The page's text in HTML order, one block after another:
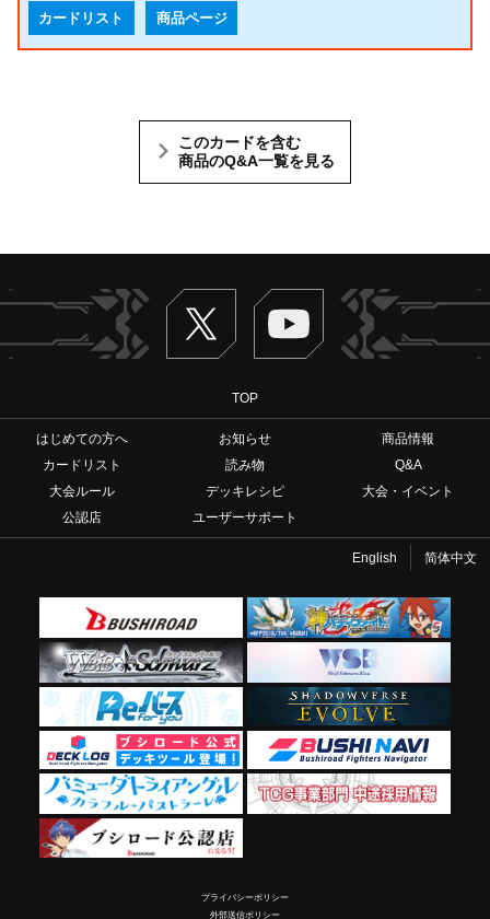
カードリスト 商品ページ
このカードを含む
商品のQ&A一覧を見る
Twitter ヴァンガードch
TOP
はじめての方へ お知らせ
商品情報
カードリスト
読み物
Q&A
大会ルール
デッキレシピ
大会・イベント
公認店
ユーザーサポート
English 简体中文
プライバシーポリシー
外部送信ポリシー